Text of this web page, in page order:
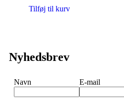
Tilføj til kurv
Nyhedsbrev
Navn E-mail